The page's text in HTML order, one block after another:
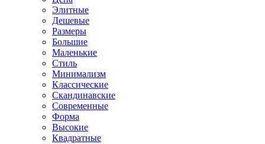
Элитные
Дешевые
Размеры
Большие
Маленькие
Стиль
Минимализм
Классические
Скандинавские
Современные
Форма
Высокие
Квадратные